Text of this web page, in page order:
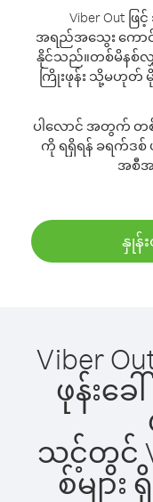
Viber Out
အရည်အသွေး ကောင်
နိုင်သည်။တစ်မိနစ်လ
ကြိုးဖုန်း သို့မဟုတ်
ပါလောင် အတွက် တစ်
ကို ရရှိရန် ခရက်ဒစ်
အစီအ
နှုန်း
Viber
ဖုန်းခ
သင့်တွင်
စ်မျာ